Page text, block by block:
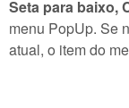
Seta para baixo,
menu PopUp. Se
atual, o item do